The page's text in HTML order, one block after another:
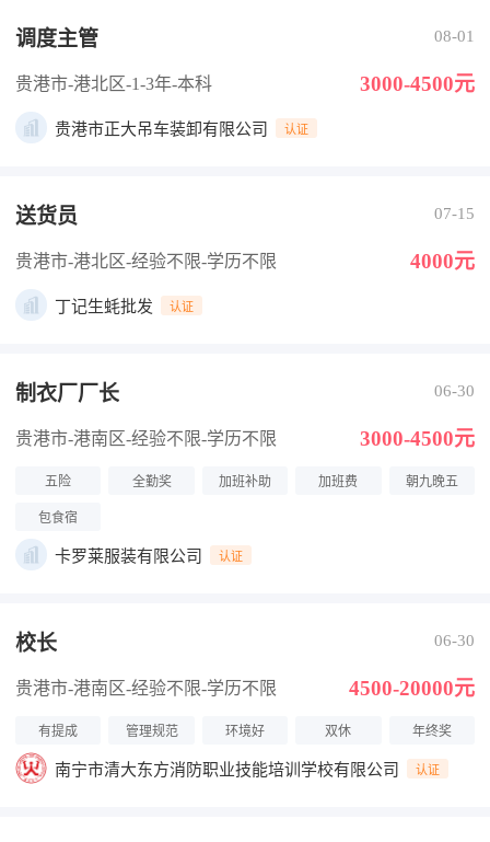
调度主管 08-01
贵港市-港北区-1-3年-本科 3000-4500元
贵港市正大吊车装卸有限公司 认证
送货员 07-15
贵港市-港北区-经验不限-学历不限 4000元
丁记生蚝批发 认证
制衣厂厂长 06-30
贵港市-港南区-经验不限-学历不限 3000-4500元
五险 全勤奖 加班补助 加班费 朝九晚五
包食宿
卡罗莱服装有限公司 认证
校长 06-30
贵港市-港南区-经验不限-学历不限 4500-20000元
有提成 管理规范 环境好 双休 年终奖
南宁市清大东方消防职业技能培训学校有限公司 认证